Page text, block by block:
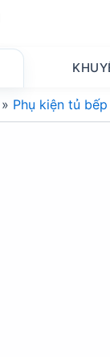
» Phụ kiện tủ bếp